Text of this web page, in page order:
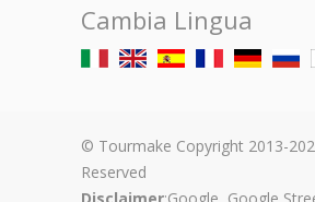
Cambia Lingua
© Tourmake Copyright 2013-
Reserved